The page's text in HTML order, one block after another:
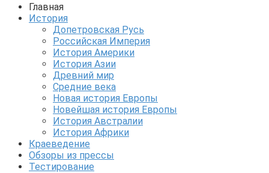
Главная
История
Допетровская Русь
Российская Империя
История Америки
История Азии
Древний мир
Средние века
Новая история Европы
Новейшая история Европы
История Австралии
История Африки
Краеведение
Обзоры из прессы
Тестирование